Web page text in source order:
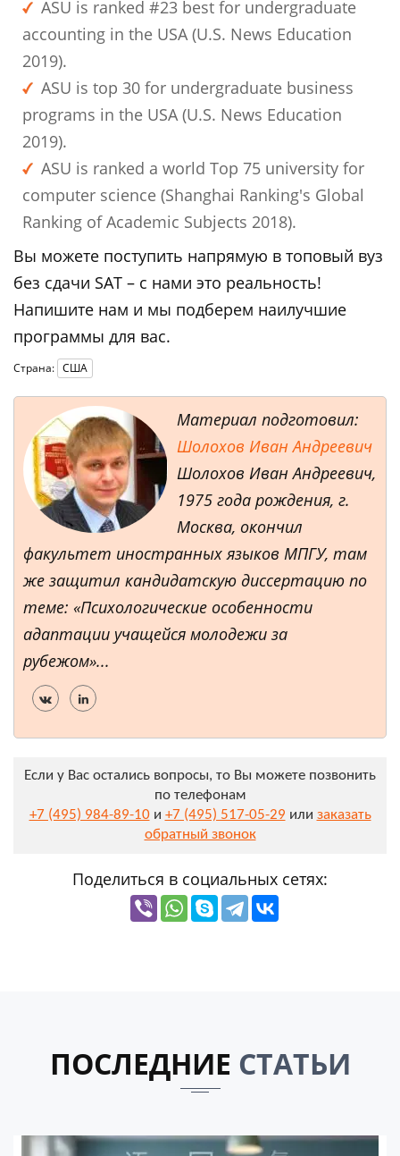
ASU is ranked #23 best for undergraduate
accounting in the USA (U.S. News Education
2019).
ASU is top 30 for undergraduate business
programs in the USA (U.S. News Education
2019).
ASU is ranked a world Top 75 university for
computer science (Shanghai Ranking's Global
Ranking of Academic Subjects 2018).
Вы можете поступить напрямую в топовый вуз
без сдачи SAT – с нами это реальность!
Напишите нам и мы подберем наилучшие
программы для вас.
Страна: США
Материал подготовил:
Шолохов Иван Андреевич
Шолохов Иван Андреевич,
1975 года рождения, г.
Москва, окончил
факультет иностранных языков МПГУ, там
же защитил кандидатскую диссертацию по
теме: «Психологические особенности
адаптации учащейся молодежи за
рубежом»...
Если у Вас остались вопросы, то Вы можете позвонить
по телефонам
+7 (495) 984-89-10и +7 (495) 517-05-29 или заказать
обратный звонок
Поделиться в социальных сетях:
ПОСЛЕДНИЕ СТАТЬИ